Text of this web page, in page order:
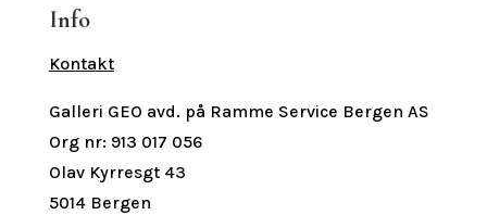
Info
Kontakt
Galleri GEO avd. på Ramme Service Bergen AS
Org nr: 913 017 056
Olav Kyrresgt 43
5014 Bergen